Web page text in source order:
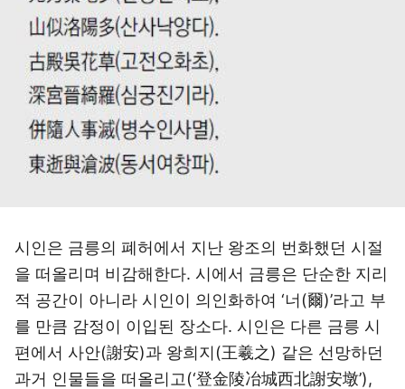
시인은 금릉의 폐허에서 지난 왕조의 번화했던 시절
을 떠올리며 비감해한다. 시에서 금릉은 단순한 지리
적 공간이 아니라 시인이 의인화하여 ‘너(爾)’라고 부
를 만큼 감정이 이입된 장소다. 시인은 다른 금릉 시
편에서 사안(謝安)과 왕희지(王羲之) 같은 선망하던
과거 인물들을 떠올리고(‘登金陵冶城西北謝安墩’),